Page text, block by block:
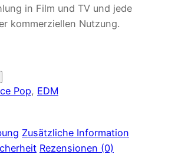
in Film und TV und jede
kommerziellen Nutzung.
Pop, EDM
Zusätzliche Information
Rezensionen (0)